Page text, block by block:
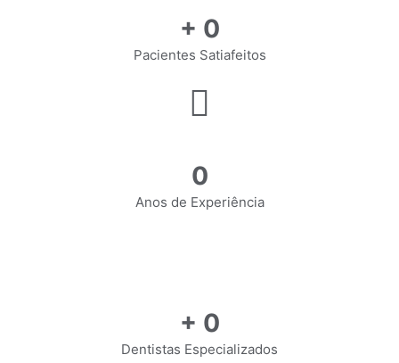
+ 0
Pacientes Satiafeitos
0
Anos de Experiência
+ 0
Dentistas Especializados